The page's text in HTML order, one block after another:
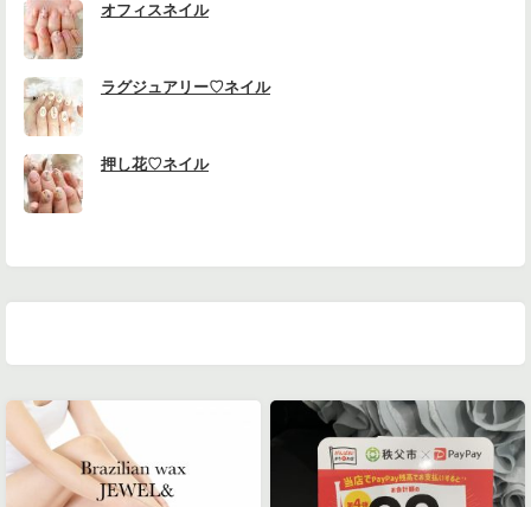
オフィスネイル
ラグジュアリー♡ネイル
押し花♡ネイル